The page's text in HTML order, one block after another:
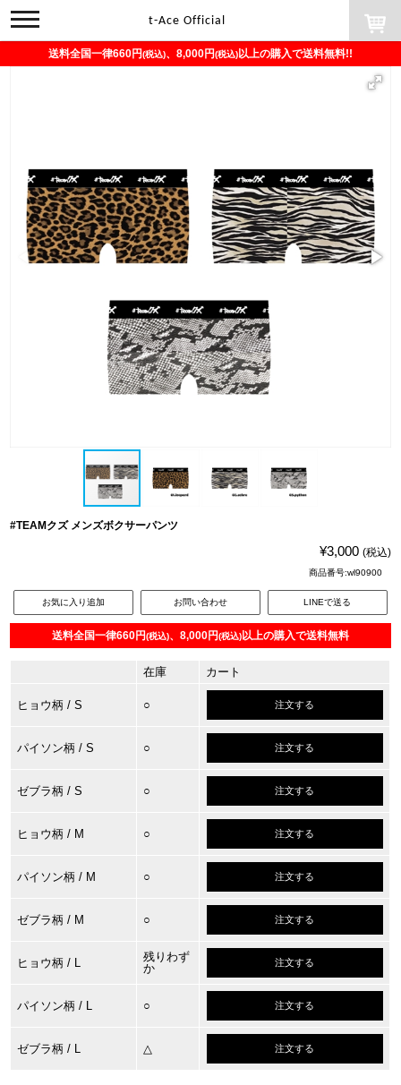
toggle
navigation
t-Ace Official
送料全国一律660円(税込)、8,000円(税込)以上の購入で送料無料!!
#TEAMクズ メンズボクサーパンツ
¥3,000 (税込)
商品番号:wl90900
お気に入り追加 お問い合わせ LINEで送る
送料全国一律660円(税込)、8,000円(税込)以上の購入で送料無料
在庫 カート
ヒョウ柄 / S ○ 注文する
パイソン柄 / S ○ 注文する
ゼブラ柄 / S ○ 注文する
ヒョウ柄 / M ○ 注文する
パイソン柄 / M ○ 注文する
ゼブラ柄 / M ○ 注文する
ヒョウ柄 / L
残りわず
か
注文する
パイソン柄 / L ○ 注文する
ゼブラ柄 / L △ 注文する